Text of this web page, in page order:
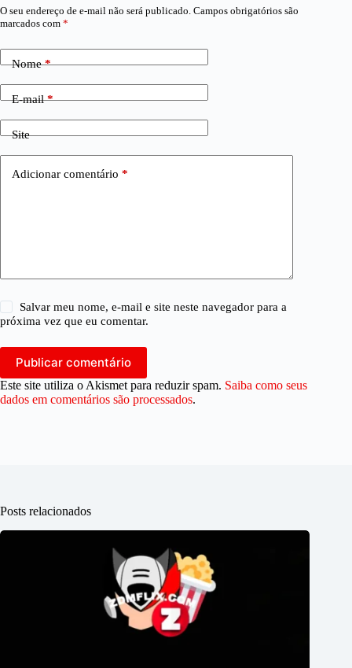
O seu endereço de e-mail não será publicado. Campos obrigatórios são
marcados com *
Nome*
E-mail*
Site
Adicionar comentário *
Salvar meu nome, e-mail e site neste navegador para a
próxima vez que eu comentar.
Publicar comentário
Este site utiliza o Akismet para reduzir spam. Saiba como seus
dados em comentários são processados.
Posts relacionados